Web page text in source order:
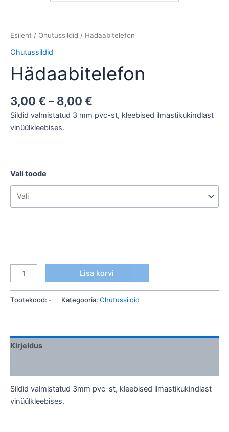
Esileht / Ohutussildid / Hädaabitelefon
Ohutussildid
Hädaabitelefon
3,00 € – 8,00 €
Sildid valmistatud 3 mm pvc-st, kleebised ilmastikukindlast
vinüülkleebises.
Vali toode
Lisa korvi
Tootekood: - Kategooria: Ohutussildid
Kirjeldus
Sildid valmistatud 3mm pvc-st, kleebised ilmastikukindlast
vinüülkleebises.